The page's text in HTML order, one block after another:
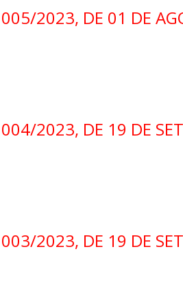
005/2023, DE 01 DE
004/2023, DE 19 DE
003/2023, DE 19 DE